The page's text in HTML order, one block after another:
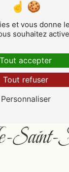
près de
et vous donne
souhaitez
Tout accepter
Tout refuser
Personnaliser